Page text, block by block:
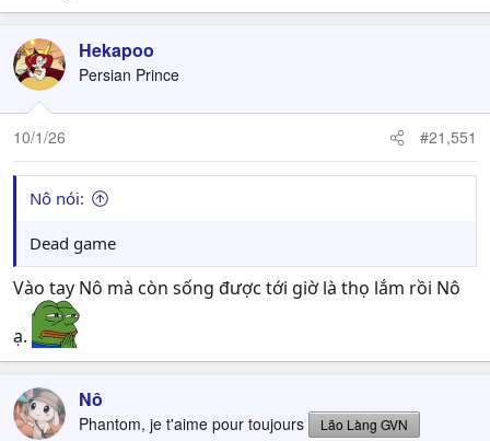
Hekapoo
Persian Prince
10/1/26 #21,551
Nô nói:
Dead game
Vào tay Nô mà còn sống được tới giờ là thọ lắm rồi Nô
ạ.
Nô
Phantom, je t'aime pour toujours Lão Làng GVN